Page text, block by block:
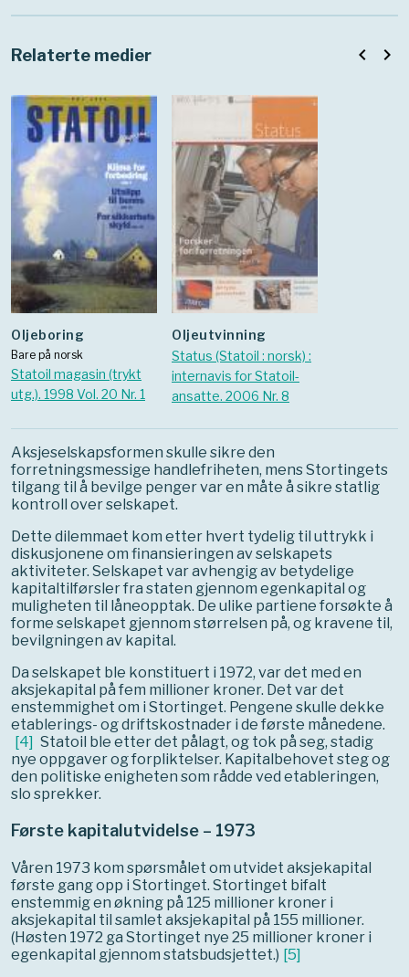
Relaterte medier
Oljeboring
Bare på norsk
Statoil magasin (trykt
utg.). 1998 Vol. 20 Nr. 1
Oljeutvinning
Status (Statoil : norsk) :
internavis for Statoil-
ansatte. 2006 Nr. 8
navigate_before navigate_next
Aksjeselskapsformen skulle sikre den
forretningsmessige handlefriheten, mens Stortingets
tilgang til å bevilge penger var en måte å sikre statlig
kontroll over selskapet.
Dette dilemmaet kom etter hvert tydelig til uttrykk i
diskusjonene om finansieringen av selskapets
aktiviteter. Selskapet var avhengig av betydelige
kapitaltilførsler fra staten gjennom egenkapital og
muligheten til låneopptak. De ulike partiene forsøkte å
forme selskapet gjennom størrelsen på, og kravene til,
bevilgningen av kapital.
Da selskapet ble konstituert i 1972, var det med en
aksjekapital på fem millioner kroner. Det var det
enstemmighet om i Stortinget. Pengene skulle dekke
etablerings- og driftskostnader i de første månedene.
[4] Statoil ble etter det pålagt, og tok på seg, stadig
nye oppgaver og forpliktelser. Kapitalbehovet steg og
den politiske enigheten som rådde ved etableringen,
slo sprekker.
Første kapitalutvidelse – 1973
Våren 1973 kom spørsmålet om utvidet aksjekapital
første gang opp i Stortinget. Stortinget bifalt
enstemmig en økning på 125 millioner kroner i
aksjekapital til samlet aksjekapital på 155 millioner.
(Høsten 1972 ga Stortinget nye 25 millioner kroner i
egenkapital gjennom statsbudsjettet.) [5]